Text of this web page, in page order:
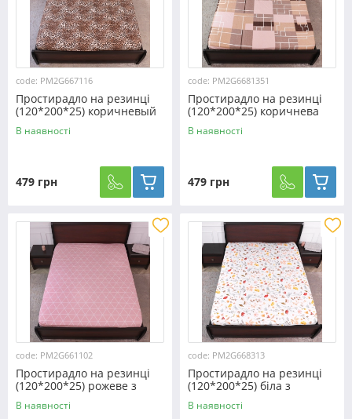
code: PM2G667116
Простирадло на резинці
(120*200*25) коричневый
леопард №667116
В наявності
479 грн
code: PM2G6681351
Простирадло на резинці
(120*200*25) коричнева
геометрія №6681351
В наявності
479 грн
code: PM2G661102
Простирадло на резинці
(120*200*25) рожеве з
геометричним принтом
№661102
В наявності
code: PM2G668313
Простирадло на резинці
(120*200*25) біла з
квітковим принтом
№668313
В наявності